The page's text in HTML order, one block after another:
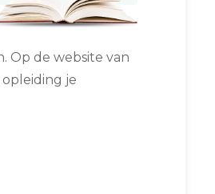
Op de website van
je